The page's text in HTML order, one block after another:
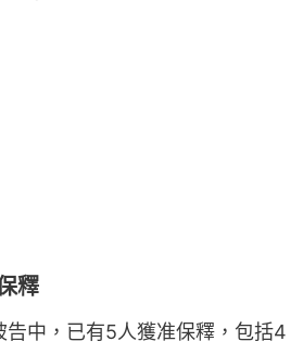
釋
告中，已有5人獲准保釋，包括4